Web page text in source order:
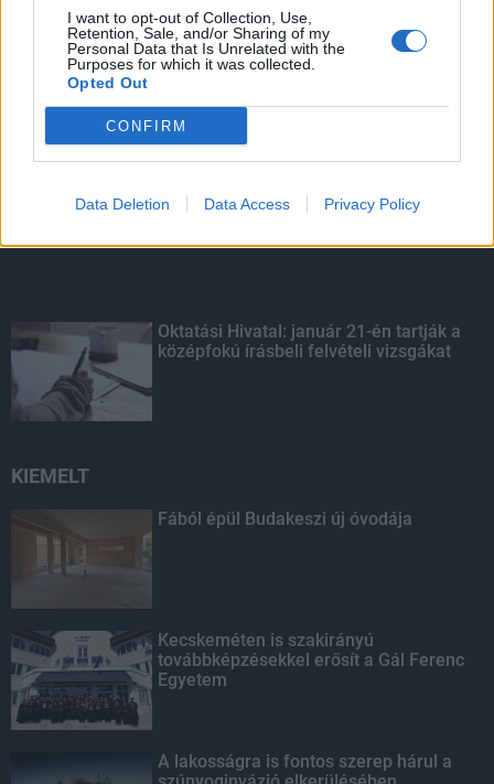
I want to opt-out of Collection, Use,
Retention, Sale, and/or Sharing of my
Personal Data that Is Unrelated with the
Purposes for which it was collected.
Opted Out
CONFIRM
Data Deletion Data Access Privacy Policy
LEGOLVASOTTABB
Tizenöt hegedűkészítő-mester mutatja
Oktatási Hivatal: január 21-én tartják a
középfokú írásbeli felvételi vizsgákat
KIEMELT
Fából épül Budakeszi új óvodája
Kecskeméten is szakirányú
továbbképzésekkel erősít a Gál Ferenc
Egyetem
A lakosságra is fontos szerep hárul a